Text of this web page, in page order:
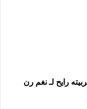
رايح لـ نغم رن